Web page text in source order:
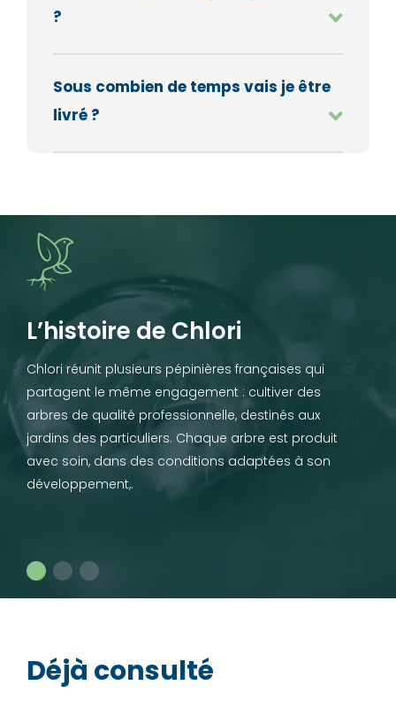
?
Sous combien de temps vais je être
livré ?
L’histoire de Chlori
Chlori réunit plusieurs pépinières françaises qui
partagent le même engagement : cultiver des
arbres de qualité professionnelle, destinés aux
jardins des particuliers. Chaque arbre est produit
avec soin, dans des conditions adaptées à son
développement,.
Déjà consulté